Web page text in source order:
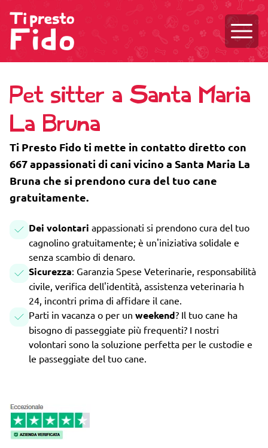
Pet sitter a Santa Maria
La Bruna
Ti Presto Fido ti mette in contatto diretto con
667 appassionati di cani vicino a Santa Maria La
Bruna che si prendono cura del tuo cane
gratuitamente.
Dei volontari appassionati si prendono cura del tuo
cagnolino gratuitamente; è un'iniziativa solidale e
senza scambio di denaro.
Sicurezza: Garanzia Spese Veterinarie, responsabilità
civile, verifica dell'identità, assistenza veterinaria h
24, incontri prima di affidare il cane.
Parti in vacanza o per un weekend? Il tuo cane ha
bisogno di passeggiate più frequenti? I nostri
volontari sono la soluzione perfetta per le custodie e
le passeggiate del tuo cane.